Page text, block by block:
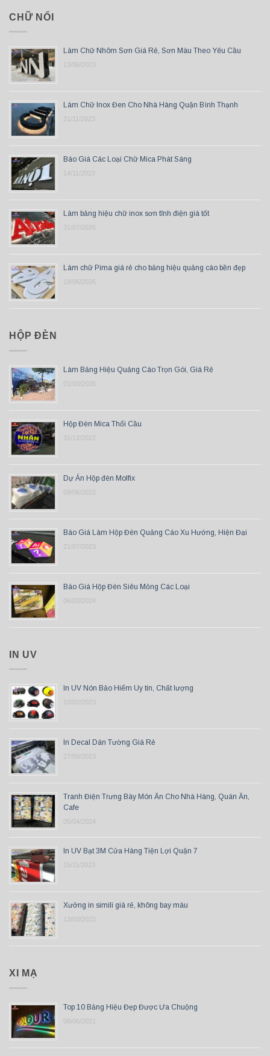
CHỮ NỔI
Làm Chữ Nhôm Sơn Giá Rẻ, Sơn Màu Theo Yêu Cầu
13/06/2023
Làm Chữ Inox Đen Cho Nhà Hàng Quận Bình Thạnh
21/11/2023
Báo Giá Các Loại Chữ Mica Phát Sáng
14/11/2023
Làm bảng hiệu chữ inox sơn tĩnh điện giá tốt
31/07/2026
Làm chữ Pima giá rẻ cho bảng hiệu quảng cáo bền đẹp
19/06/2026
HỘP ĐÈN
Làm Bảng Hiệu Quảng Cáo Trọn Gói, Giá Rẻ
01/03/2026
Hộp Đèn Mica Thổi Cầu
31/12/2022
Dự Án Hộp đèn Molfix
09/06/2022
Báo Giá Làm Hộp Đèn Quảng Cáo Xu Hướng, Hiện Đại
21/07/2023
Báo Giá Hộp Đèn Siêu Mỏng Các Loại
06/03/2024
IN UV
In UV Nón Bảo Hiểm Uy tín, Chất lượng
10/02/2023
In Decal Dán Tường Giá Rẻ
27/09/2023
Tranh Điện Trưng Bày Món Ăn Cho Nhà Hàng, Quán Ăn,
Cafe
05/04/2024
In UV Bạt 3M Cửa Hàng Tiện Lợi Quận 7
15/11/2023
Xưởng in simili giá rẻ, không bay màu
13/03/2023
XI MẠ
Top 10 Bảng Hiệu Đẹp Được Ưa Chuộng
08/06/2021